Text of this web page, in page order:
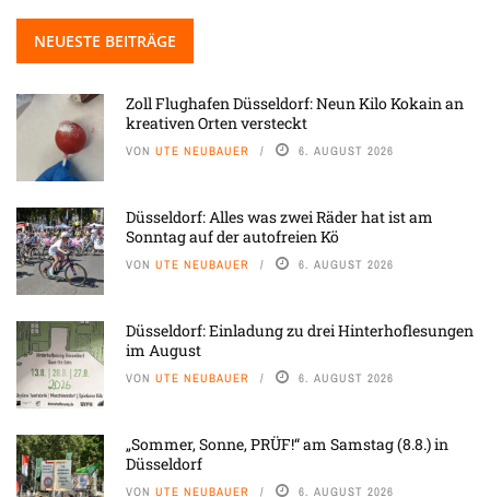
NEUESTE BEITRÄGE
Zoll Flughafen Düsseldorf: Neun Kilo Kokain an
kreativen Orten versteckt
VON UTE NEUBAUER 6. AUGUST 2026
Düsseldorf: Alles was zwei Räder hat ist am
Sonntag auf der autofreien Kö
VON UTE NEUBAUER 6. AUGUST 2026
Düsseldorf: Einladung zu drei Hinterhoflesungen
im August
VON UTE NEUBAUER 6. AUGUST 2026
„Sommer, Sonne, PRÜF!“ am Samstag (8.8.) in
Düsseldorf
VON UTE NEUBAUER 6. AUGUST 2026